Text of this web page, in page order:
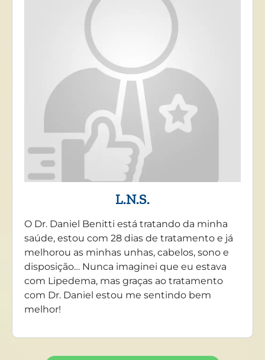
L.N.S.
O Dr. Daniel Benitti está tratando da minha
saúde, estou com 28 dias de tratamento e já
melhorou as minhas unhas, cabelos, sono e
disposição… Nunca imaginei que eu estava
com Lipedema, mas graças ao tratamento
com Dr. Daniel estou me sentindo bem
melhor!